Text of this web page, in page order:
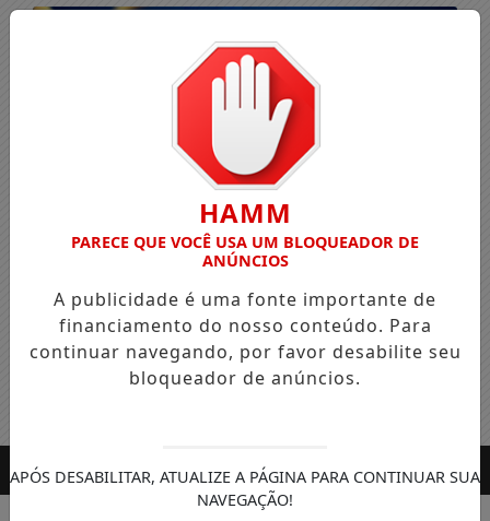
Entrar
HAMM
PARECE QUE VOCÊ USA UM BLOQUEADOR DE
ANÚNCIOS
A publicidade é uma fonte importante de
financiamento do nosso conteúdo. Para
continuar navegando, por favor desabilite seu
bloqueador de anúncios.
APÓS DESABILITAR, ATUALIZE A PÁGINA PARA CONTINUAR SUA
NAVEGAÇÃO!